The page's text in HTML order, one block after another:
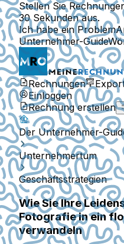
Stellen Sie
30 Sekunden aus.
Ich habe ein Problem
Unternehmer-Guide
Rechnungen
Einloggen
Rechnung erstellen
Der Unternehmer-
Unternehmertum
Geschäftsstrategien
Wie Sie Ihre
Fotografie in ein
verwandeln